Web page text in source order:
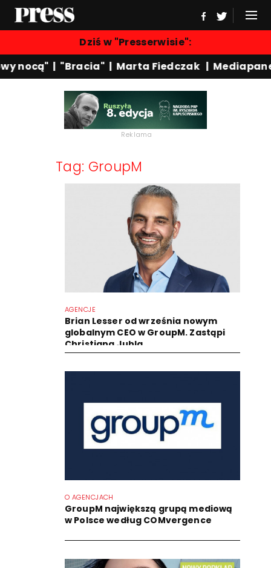
Dziś w "Presserwisie":
nocą" "Bracia" | Marta Fiedczak
Reklama
Tag: GroupM
AGENCJE
Brian Lesser od września nowym
globalnym CEO w GroupM. Zastąpi
Christiana Juhla
O AGENCJACH
GroupM największą grupą mediową
w Polsce według COMvergence